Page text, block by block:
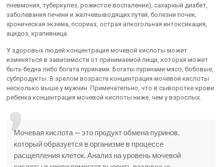
пневмония, туберкулез, рожистое воспаление), сахарный диабет,
заболевания печени и желчевыводящих путей, болезни почек,
хроническая экзема, псориаз, острая алкогольная интоксикация,
ацидоз, крапивница.
У здоровых людей концентрация мочевой кислоты может
изменяться в зависимости от принимаемой пищи, которая может
быть бедна либо богата пуринами. Богаты пуринами мясо, бобовые,
субпродукты. В зрелом возрасте концентрация мочевой кислоты
несколько выше у мужчин. Примечательно, что в сыворотке крови
ребенка концентрация мочевой кислоты ниже, чем у взрослых.
Мочевая кислота — это продукт обмена пуринов,
который образуется в организме в процессе
расщепления клеток. Анализ на уровень мочевой